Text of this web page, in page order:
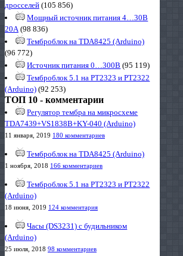
дросселей (105 856)
Мощный источник питания 4…30В
20А(98 836)
Темброблок на TDA8425 (Arduino)
(96 772)
Источник питания 0…300В (95 119)
Темброблок 5.1 на PT2323 и PT2322
(Arduino) (92 253)
ТОП 10 - комментарии
Регулятор тембра на микросхеме
TDA7439+VS1838B+KY-040 (Arduino)
11 января, 2019 180 комментариев
Темброблок на TDA8425 (Arduino)
1 ноября, 2018 166 комментариев
Темброблок 5.1 на PT2323 и PT2322
(Arduino)
18 июня, 2019 124 комментария
Часы (DS3231) с будильником
(Arduino)
25 июля, 2018 98 комментариев